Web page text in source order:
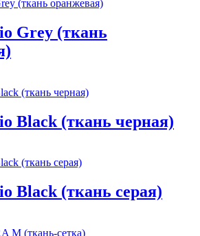
Grey (ткань
Black (ткань черная)
Black (ткань серая)